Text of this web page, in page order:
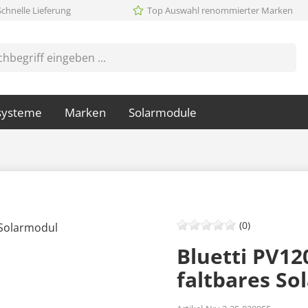
Lieferung Top Auswahl renommierter Marken
Marken Solarmodule
Bluetti
faltbares
(0)